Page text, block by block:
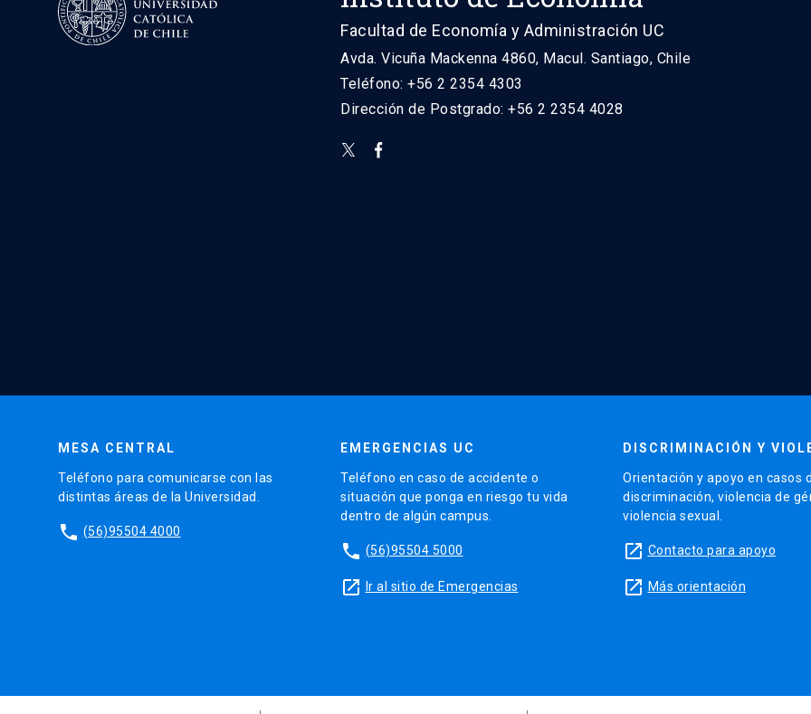
Facultad de Economía y Administración UC
Avda. Vicuña Mackenna 4860, Macul. Santiago, Chile
Teléfono: +56 2 2354 4303
Dirección de Postgrado: +56 2 2354 4028
MESA CENTRAL
Teléfono para comunicarse con las
distintas áreas de la Universidad.
phone (56)95504 4000
EMERGENCIAS UC
Teléfono en caso de accidente o
situación que ponga en riesgo tu vida
dentro de algún campus.
phone (56)95504 5000
launch Ir al sitio de Emergencias
DISCRIMINACIÓN Y
Orientación y apoyo en casos
discriminación, violencia de
violencia sexual.
launch Contacto para apoyo
launch Más orientación